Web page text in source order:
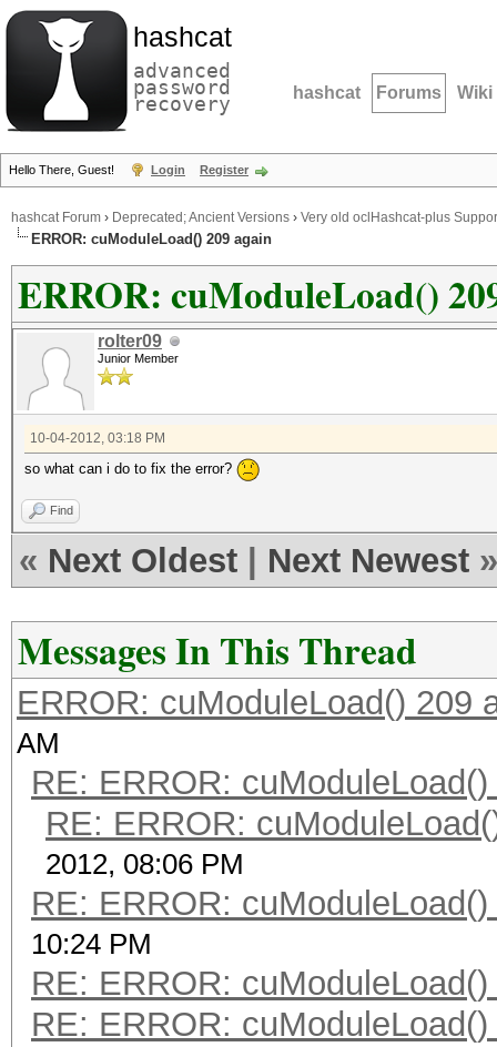
hashcat
advanced
password
recovery hashcat Forums Wiki
Hello There, Guest! Login Register
hashcat Forum › Deprecated; Ancient Versions › Very old oclHashcat-plus
ERROR: cuModuleLoad() 209 again
ERROR: cuModuleLoad()
rolter09
Junior Member
10-04-2012, 03:18 PM
so what can i do to fix the error?
Find
« Next Oldest Next Newest »
Messages In This Thread
ERROR: cuModuleLoad() 209
AM
RE: ERROR:
RE: ERROR:
2012, 08:06 PM
RE: ERROR:
10:24 PM
RE: ERROR:
RE: ERROR: